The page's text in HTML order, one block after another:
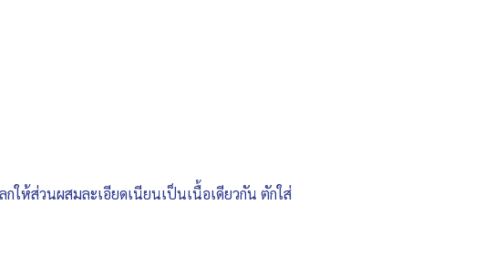
ให้ส่วนผสมละเอียดเนียนเป็นเนื้อเดียวกัน ตักใส่